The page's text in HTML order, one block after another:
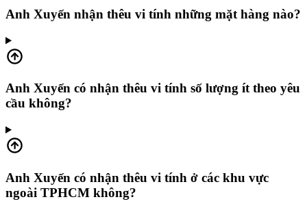
Anh Xuyến nhận thêu vi tính những mặt hàng nào?
Anh Xuyến có nhận thêu vi tính số lượng ít theo yêu
cầu không?
Anh Xuyến có nhận thêu vi tính ở các khu vực
ngoài TPHCM không?